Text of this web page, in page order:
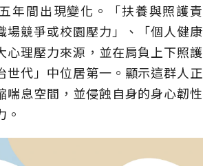
年間出現變化。「扶養與照護責
場競爭或校園壓力」、「個人健康
心理壓力來源，並在肩負上下照護
世代」中位居第一。顯示這群人正
喘息空間，並侵蝕自身的身心韌性
。